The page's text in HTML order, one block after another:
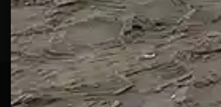
(TE)
P.Iva
01828920676
Pagamenti Sicuri